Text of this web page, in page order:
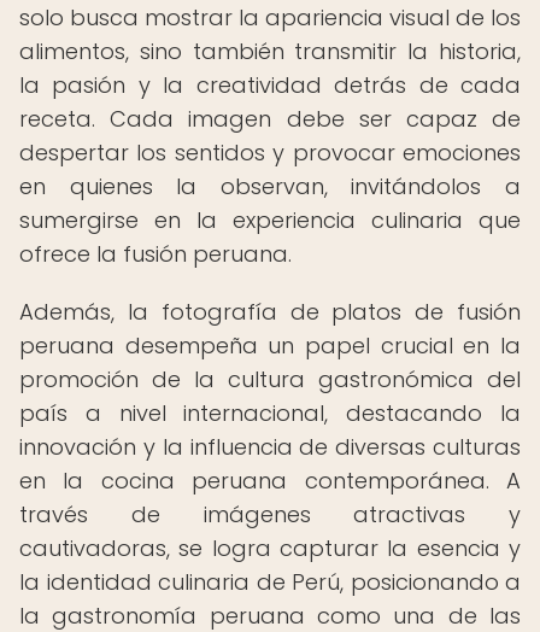
solo busca mostrar la apariencia visual de los
alimentos, sino también transmitir la historia,
la pasión y la creatividad detrás de cada
receta. Cada imagen debe ser capaz de
despertar los sentidos y provocar emociones
en quienes la observan, invitándolos a
sumergirse en la experiencia culinaria que
ofrece la fusión peruana.
Además, la fotografía de platos de fusión
peruana desempeña un papel crucial en la
promoción de la cultura gastronómica del
país a nivel internacional, destacando la
innovación y la influencia de diversas culturas
en la cocina peruana contemporánea. A
través de imágenes atractivas y
cautivadoras, se logra capturar la esencia y
la identidad culinaria de Perú, posicionando a
la gastronomía peruana como una de las